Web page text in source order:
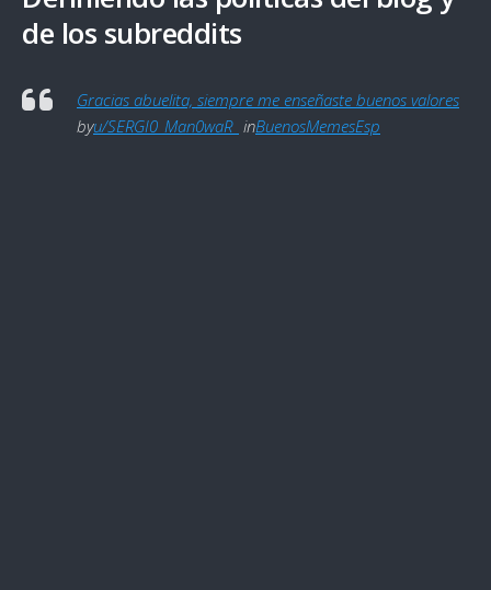
de los subreddits
Gracias abuelita, siempre me enseñaste buenos valores
byu/SERGI0_Man0waR_ inBuenosMemesEsp